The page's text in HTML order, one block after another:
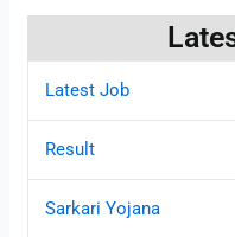
Latest Job
Result
Sarkari Yojana